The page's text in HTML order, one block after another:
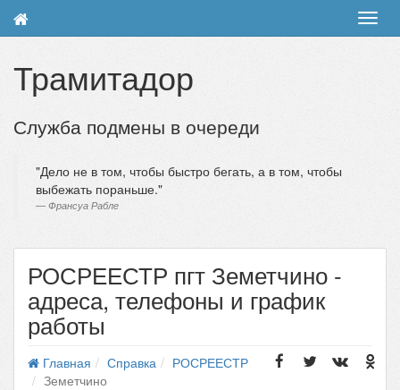
Трамитадор
Служба подмены в очереди
Дело не в том, чтобы быстро бегать, а в том, чтобы
выбежать пораньше.
Франсуа Рабле
РОСРЕЕСТР пгт Земетчино -
адреса, телефоны и график
работы
Главная Справка
РОСРЕЕСТР
Земетчино